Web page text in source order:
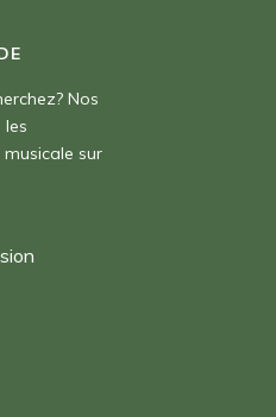
Nos
les
sur